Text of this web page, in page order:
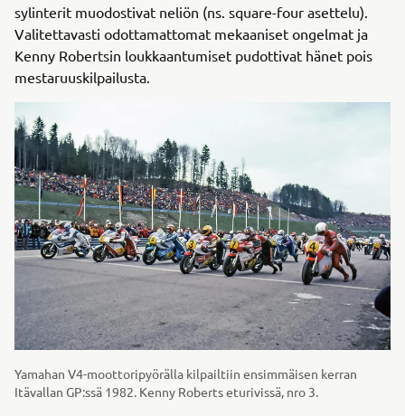
sylinterit muodostivat neliön (ns. square-four asettelu).
Valitettavasti odottamattomat mekaaniset ongelmat ja
Kenny Robertsin loukkaantumiset pudottivat hänet pois
mestaruuskilpailusta.
Yamahan V4-moottoripyörälla kilpailtiin ensimmäisen kerran
Itävallan GP:ssä 1982. Kenny Roberts eturivissä, nro 3.